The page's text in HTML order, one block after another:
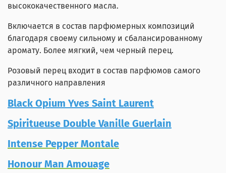
высококачественного масла.
Включается в состав парфюмерных композиций
благодаря своему сильному и сбалансированному
аромату. Более мягкий, чем черный перец.
Розовый перец входит в состав парфюмов самого
различного направления
Black Opium Yves Saint Laurent
Spiritueuse Double Vanille Guerlain
Intense Pepper Montale
Honour Man Amouage